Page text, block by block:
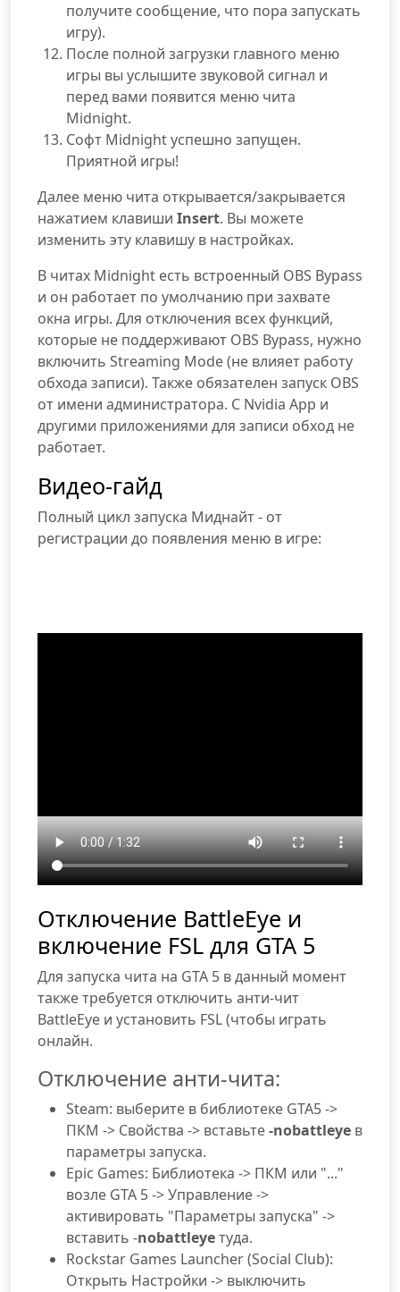
получите сообщение, что пора запускать
игру).
После полной загрузки главного меню
игры вы услышите звуковой сигнал и
перед вами появится меню чита
Midnight.
Софт Midnight успешно запущен.
Приятной игры!
Далее меню чита открывается/закрывается
нажатием клавиши Insert. Вы можете
изменить эту клавишу в настройках.
В читах Midnight есть встроенный OBS Bypass
и он работает по умолчанию при захвате
окна игры. Для отключения всех функций,
которые не поддерживают OBS Bypass, нужно
включить Streaming Mode (не влияет работу
обхода записи). Также обязателен запуск OBS
от имени администратора. С Nvidia App и
другими приложениями для записи обход не
работает.
Видео-гайд
Полный цикл запуска Миднайт - от
регистрации до появления меню в игре:
Отключение BattleEye и
включение FSL для GTA 5
Для запуска чита на GTA 5 в данный момент
также требуется отключить анти-чит
BattleEye и установить FSL (чтобы играть
онлайн.
Отключение анти-чита:
Steam: выберите в библиотеке GTA5 ->
ПКМ -> Свойства -> вставьте-nobattleye в
параметры запуска.
Epic Games: Библиотека -> ПКМ или "..."
возле GTA 5 -> Управление ->
активировать "Параметры запуска" ->
вставить -nobattleyeтуда.
Rockstar Games Launcher (Social Club):
Открыть Настройки -> выключить